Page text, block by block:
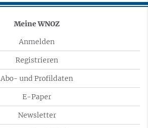
Meine WNOZ
Anmelden
Registrieren
Abo- und Profildaten
E-Paper
Newsletter